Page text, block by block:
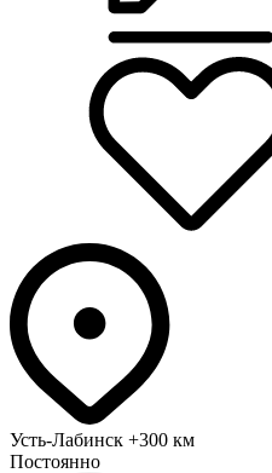
Усть-Лабинск +300 км
Постоянно